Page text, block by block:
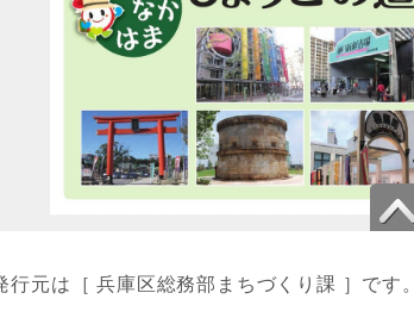
元は［ 兵庫区総務部まちづくり課 ］です。